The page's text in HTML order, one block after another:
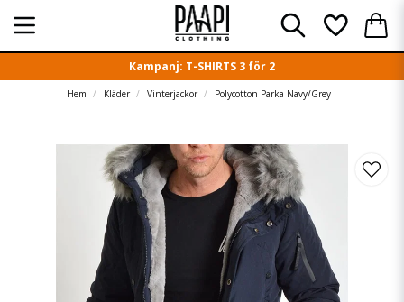
Kampanj: T-SHIRTS 3 för 2
Hem Kläder Vinterjackor Polycotton Parka Navy/Grey